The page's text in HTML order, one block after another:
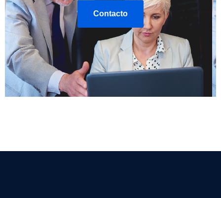
Contacto